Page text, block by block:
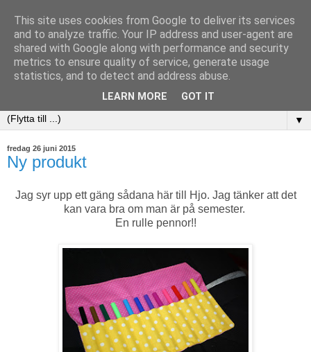
▼
fredag 26 juni 2015
Ny produkt
Jag syr upp ett gäng sådana här till Hjo. Jag tänker att det
kan vara bra om man är på semester.
En rulle pennor!!
This site uses cookies from Google to deliver its services
and to analyze traffic. Your IP address and user-agent are
shared with Google along with performance and security
metrics to ensure quality of service, generate usage
statistics, and to detect and address abuse.
LEARN MORE GOT IT